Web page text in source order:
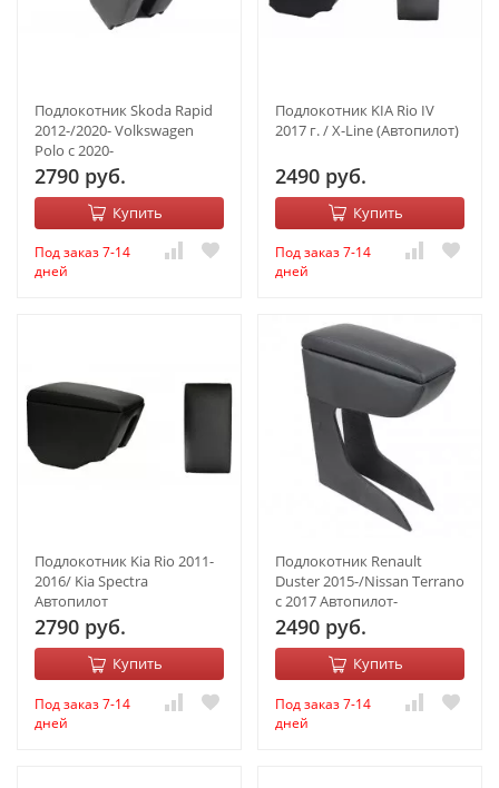
Подлокотник Skoda Rapid
2012-/2020- Volkswagen
Polo с 2020-
2790 руб.
Купить
Под заказ 7-14
дней
Подлокотник KIA Rio IV
2017 г. / X-Line (Автопилот)
2490 руб.
Купить
Под заказ 7-14
дней
Подлокотник Kia Rio 2011-
2016/ Kia Spectra
Автопилот
2790 руб.
Купить
Под заказ 7-14
дней
Подлокотник Renault
Duster 2015-/Nissan Terrano
с 2017 Автопилот-
2490 руб.
Купить
Под заказ 7-14
дней